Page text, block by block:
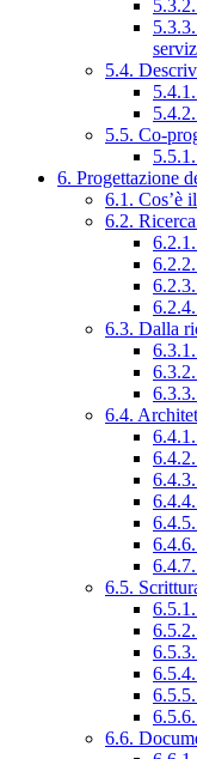
5.4.
5.5. Co-
6. Progettazione
6.1. Cos’è
6.2.
6.3. Dalla
6.4.
6.5.
6.6.